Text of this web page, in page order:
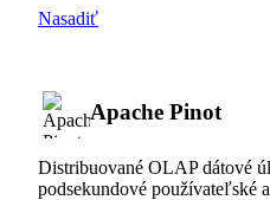
Nasadiť
Apache Pinot
Distribuované OLAP dátové
podsekundové používateľské